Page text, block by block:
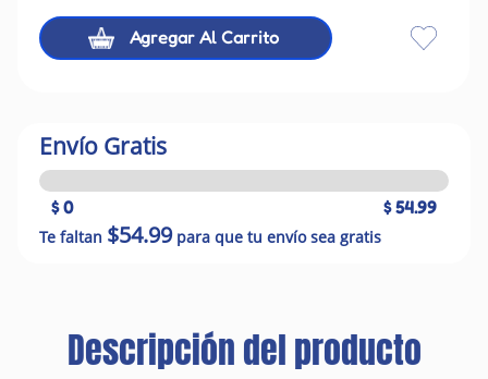
Agregar Al Carrito
Envío Gratis
$ 0 $ 54.99
Te faltan $54.99para que tu envío sea gratis
Descripción del producto